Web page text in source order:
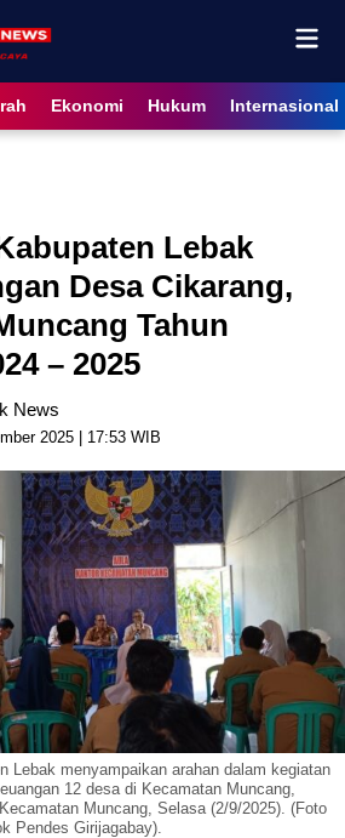
Ekonomi Hukum Internasional
Lebak
Desa Cikarang,
Tahun
– 2025
News
2025 | 17:53 WIB
Lebak menyampaikan arahan dalam kegiatan
12 desa di Kecamatan Muncang,
Muncang, Selasa (2/9/2025). (Foto
Pendes Girijagabay).